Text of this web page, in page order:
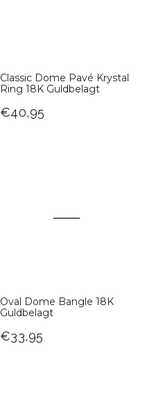
Classic Dome Pavé Krystal
Ring 18K Guldbelagt
€40,95
Oval Dome Bangle 18K
Guldbelagt
€33,95